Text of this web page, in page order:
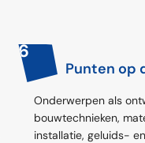
6
Punten op
Onderwerpen als
bouwtechnieken,
installatie, geluids-